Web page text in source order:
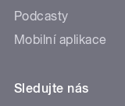
Podcasty
Mobilní aplikace
Sledujte nás